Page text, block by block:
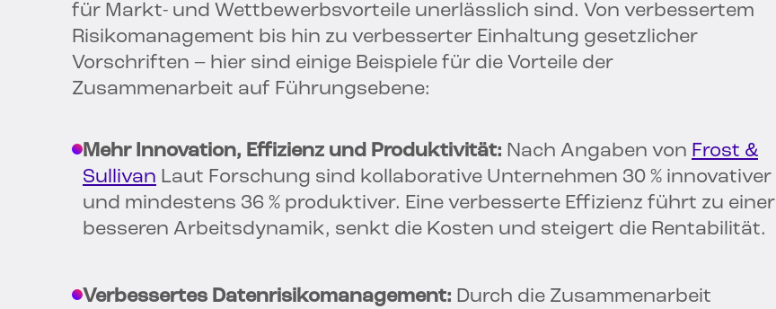
für Markt- und Wettbewerbsvorteile unerlässlich sind. Von verbessertem
Risikomanagement bis hin zu verbesserter Einhaltung gesetzlicher
Vorschriften – hier sind einige Beispiele für die Vorteile der
Zusammenarbeit auf Führungsebene:
Mehr Innovation, Effizienz und Produktivität: Nach Angaben von Frost &
Sullivan Laut Forschung sind kollaborative Unternehmen 30 % innovativer
und mindestens 36 % produktiver. Eine verbesserte Effizienz führt zu einer
besseren Arbeitsdynamik, senkt die Kosten und steigert die Rentabilität.
Verbessertes Datenrisikomanagement: Durch die Zusammenarbeit